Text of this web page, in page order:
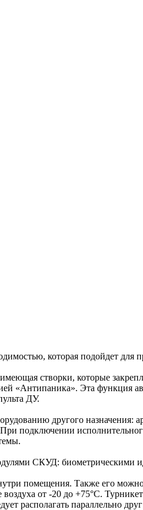
которая подойдет для
створки, которые
«Антипаника». Эта функция
ДУ.
другого
подключении
СКУД: биометрическими
помещения. Также его можно
от -20 до +75°С.
располагать параллельно